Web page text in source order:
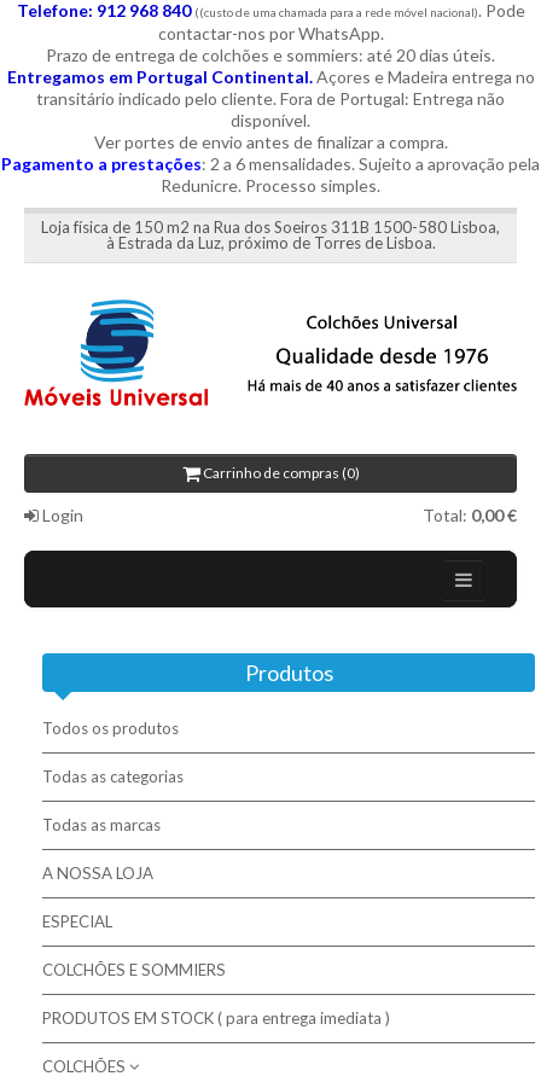
Telefone: 912 968 840 ((custo de uma chamada para a rede móvel nacional). Pode
contactar-nos por WhatsApp.
Prazo de entrega de colchões e sommiers: até 20 dias úteis.
Entregamos em Portugal Continental.Açores e Madeira entrega no
transitário indicado pelo cliente. Fora de Portugal: Entrega não
disponível.
Ver portes de envio antes de finalizar a compra.
Pagamento a prestações: 2 a 6 mensalidades. Sujeito a aprovação pela
Redunicre. Processo simples.
Loja física de 150 m2 na Rua dos Soeiros 311B 1500-580 Lisboa,
à Estrada da Luz, próximo de Torres de Lisboa.
Carrinho de compras (0)
Login Total: 0,00 €
Campanhas
Mobiliário Moderno
Contactos
Colchões / Matelas / Mattesses
Bases / Sommiers
Cabeceiras
Complementos para descanso
Produtos
Todos os produtos
Todas as categorias
Todas as marcas
A NOSSA LOJA
ESPECIAL
COLCHÕES E SOMMIERS
PRODUTOS EM STOCK ( para entrega imediata )
COLCHÕES